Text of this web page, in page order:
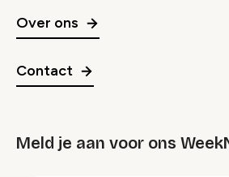
Over ons
Contact
Meld je aan voor ons